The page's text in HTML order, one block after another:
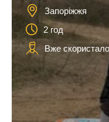
Запоріжжя
2 год
Вже